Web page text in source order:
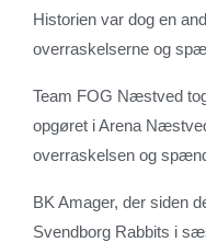
Historien var dog en
overraskelserne og
Team FOG Næstved
opgøret i Arena
overraskelsen og
BK Amager, der siden
Svendborg Rabbits i